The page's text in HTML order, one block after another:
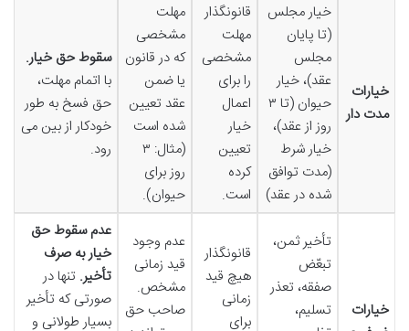
خیارات
مدت دار
خیار مجلس
(تا پایان
مجلس
عقد)، خیار
حیوان (تا ۳
روز از عقد)،
خیار شرط
(مدت توافق
شده در عقد)
قانونگذار
مهلت
مشخصی
را برای
اعمال
خیار
تعیین
کرده
است.
مهلت
مشخصی
که در قانون
یا ضمن
عقد تعیین
شده است
(مثال: ۳
روز برای
حیوان).
سقوط حق خیار.
با اتمام مهلت،
حق فسخ به طور
خودکار از بین می
رود.
خیارات
تأخیر ثمن،
تبعّض
صفقه، تعذر
تسلیم،
قانونگذار
هیچ قید
زمانی
برای
عدم وجود
قید زمانی
مشخص.
صاحب حق
عدم سقوط حق
خیار به صرف
تأخیر. تنها در
صورتی که تأخیر
بسیار طولانی و